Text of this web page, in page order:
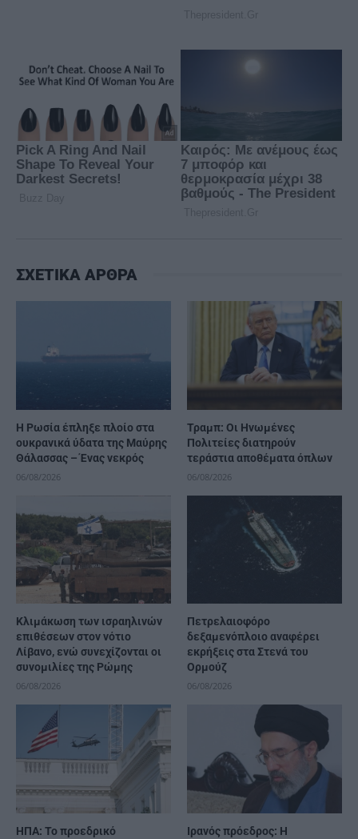
ΣΧΕΤΙΚΑ ΑΡΘΡΑ
Η Ρωσία έπληξε πλοίο στα
ουκρανικά ύδατα της Μαύρης
Θάλασσας – Ένας νεκρός
06/08/2026
Τραμπ: Οι Ηνωμένες
Πολιτείες διατηρούν
τεράστια αποθέματα όπλων
06/08/2026
Κλιμάκωση των ισραηλινών
επιθέσεων στον νότιο
Λίβανο, ενώ συνεχίζονται οι
συνομιλίες της Ρώμης
06/08/2026
Πετρελαιοφόρο
δεξαμενόπλοιο αναφέρει
εκρήξεις στα Στενά του
Ορμούζ
06/08/2026
ΗΠΑ: Το προεδρικό
Ιρανός πρόεδρος: Η